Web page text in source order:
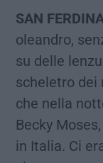
SAN
oleandro,
su delle
scheletro dei
che nella
Becky
in Italia. Ci